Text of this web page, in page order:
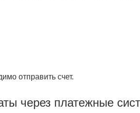
отправить счет.
через платежные